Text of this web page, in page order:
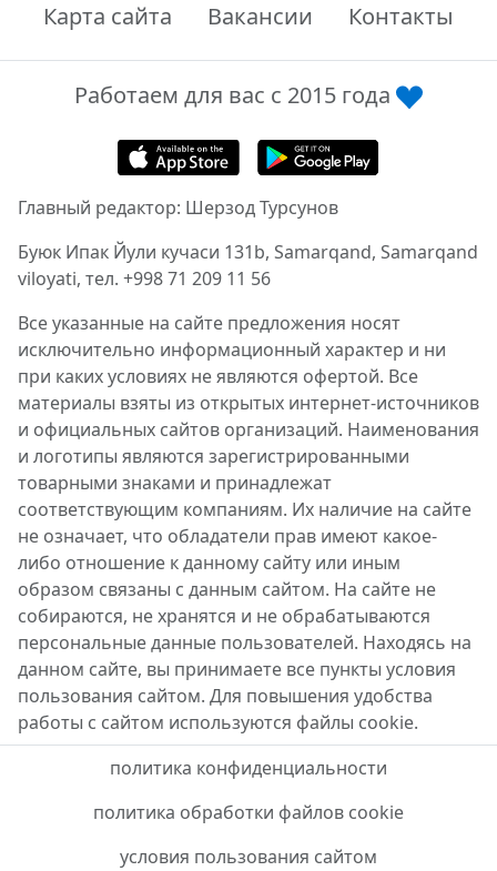
Карта сайта
Вакансии Контакты
Работаем для вас с 2015 года
Главный редактор: Шерзод Турсунов
Буюк Ипак Йули кучаси 131b, Samarqand, Samarqand
viloyati, тел. +998 71 209 11 56
Все указанные на сайте предложения носят
исключительно информационный характер и ни
при каких условиях не являются офертой. Все
материалы взяты из открытых интернет-источников
и официальных сайтов организаций. Наименования
и логотипы являются зарегистрированными
товарными знаками и принадлежат
соответствующим компаниям. Их наличие на сайте
не означает, что обладатели прав имеют какое-
либо отношение к данному сайту или иным
образом связаны с данным сайтом. На сайте не
собираются, не хранятся и не обрабатываются
персональные данные пользователей. Находясь на
данном сайте, вы принимаете все пункты условия
пользования сайтом. Для повышения удобства
работы с сайтом используются файлы cookie.
политика конфиденциальности
политика обработки файлов cookie
условия пользования сайтом